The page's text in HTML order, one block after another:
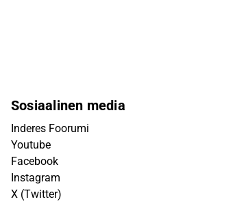
Sosiaalinen media
Inderes Foorumi
Youtube
Facebook
Instagram
X (Twitter)